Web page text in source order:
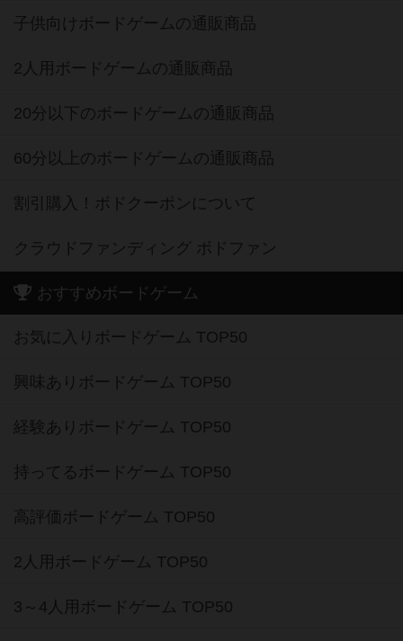
子供向けボードゲームの通販商品
2人用ボードゲームの通販商品
20分以下のボードゲームの通販商品
60分以上のボードゲームの通販商品
割引購入！ボドクーポンについて
クラウドファンディング ボドファン
おすすめボードゲーム
お気に入りボードゲーム TOP50
興味ありボードゲーム TOP50
経験ありボードゲーム TOP50
持ってるボードゲーム TOP50
高評価ボードゲーム TOP50
2人用ボードゲーム TOP50
3～4人用ボードゲーム TOP50